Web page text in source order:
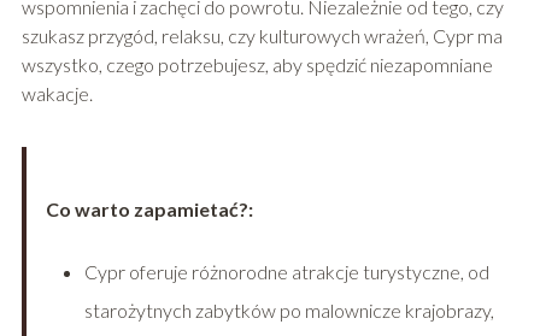
wspomnienia i zachęci do powrotu. Niezależnie od tego, czy
szukasz przygód, relaksu, czy kulturowych wrażeń, Cypr ma
wszystko, czego potrzebujesz, aby spędzić niezapomniane
wakacje.
Co warto zapamietać?:
Cypr oferuje różnorodne atrakcje turystyczne, od
starożytnych zabytków po malownicze krajobrazy,